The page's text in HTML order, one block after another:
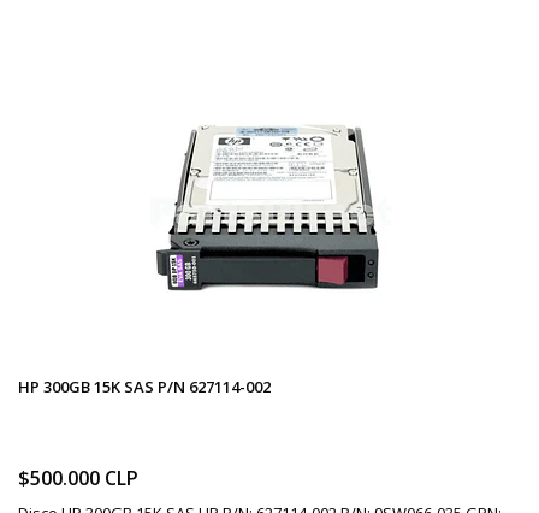
HP 300GB 15K SAS P/N 627114-002
$500.000 CLP